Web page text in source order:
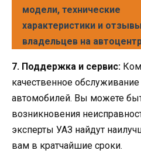
модели, технические
характеристики и отзывы
владельцев на
7. Поддержка и сервис:
качественное
автомобилей. Вы можете
возникновения
эксперты УАЗ найдут
вам в кратчайшие сроки.